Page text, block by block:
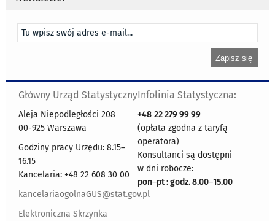
Główny Urząd Statystyczny
Aleja Niepodległości 208
00-925 Warszawa
Godziny pracy Urzędu: 8.15–
16.15
Kancelaria: +48 22 608 30 00
kancelariaogolnaGUS@stat.gov.pl
Elektroniczna Skrzynka
Infolinia Statystyczna:
+48 22 279 99 99
(opłata zgodna z taryfą
operatora)
Konsultanci są dostępni
w dni robocze:
pon–pt : godz. 8.00–15.00